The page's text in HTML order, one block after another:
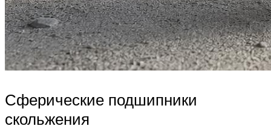
Сферические подшипники
скольжения